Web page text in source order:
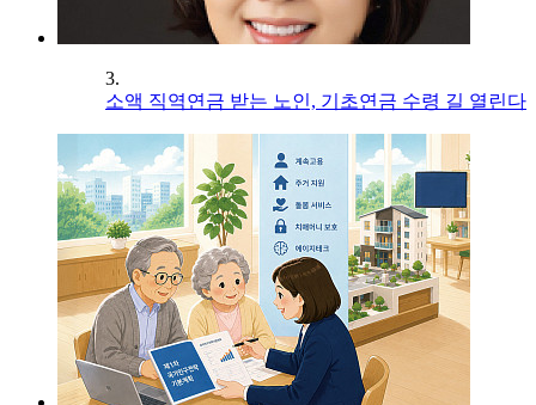
3.
소액 직역연금 받는 노인, 기초연금 수령 길 열린다